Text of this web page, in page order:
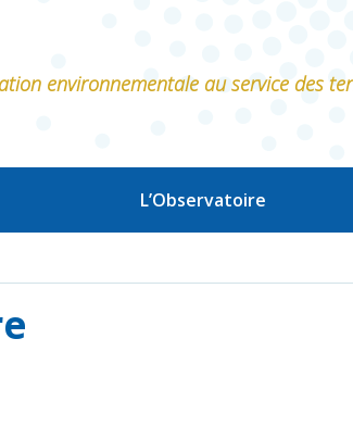
environnementale au service des
L’Observatoire